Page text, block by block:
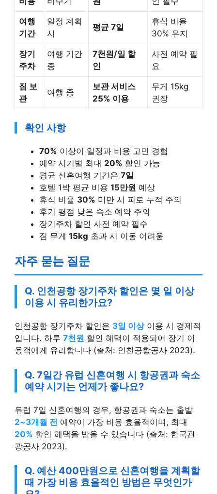
여행
기간
일정 계획
시
휴식 비율
30% 유지
장기
주차
여행 기간
중
7천원/일 할
인
사전 예약 필
요
짐 보
관
보관 서비스
25% 이용
무게 15kg
권장
확인 사항
예약 시기별 최대20% 할인 가능
평균 신혼여행 기간은7일
호텔 1박 평균 비용 15만원
휴식 비율30%미만 시 피로 누적 주의
후기 평점 낮은 숙소 예약 주의
장기주차 할인 사전 예약 필수
짐 무게15kg초과 시 이동 어려움
자주 묻는 질문
Q. 인천공항 장기주차 할인은 몇 일 이상
이용 시 유리한가요?
입니다. 하루 7천원 할인 혜택이 적용되어 장기 이
용객에게 유리합니다 (출처: 인천공항공사 2023).
Q. 7일간 유럽 신혼여행 시 항공권과 숙소
예약 시기는 언제가 좋나요?
2~3개월 전 예약이 가장 비용 효율적이며, 최대
20%할인 혜택을 받을 수 있습니다 (출처: 한국관
광공사 2023).
Q. 예산 400만원으로 신혼여행을 계획할
때 가장 비용 효율적인 방법은 무엇인가
요?